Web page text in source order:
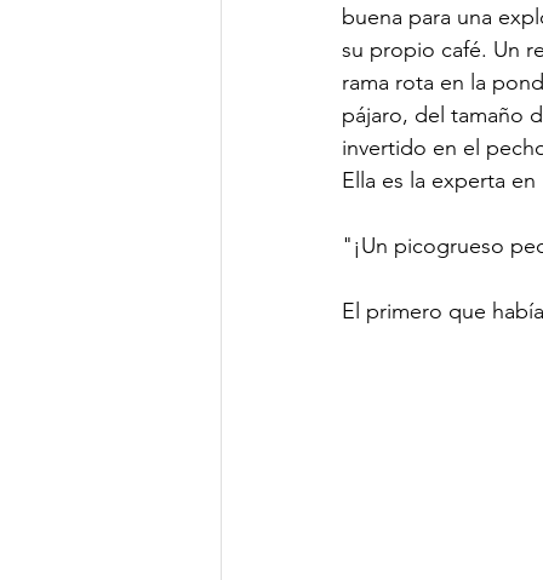
buena para una
su propio café. Un
rama rota en la
pájaro, del tamaño
invertido en el
Ella es la experta
"¡Un picogrueso
El primero que